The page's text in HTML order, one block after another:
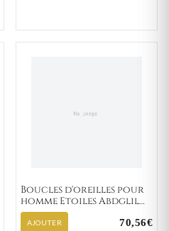
Boucles d'oreilles pour
homme Etoiles Abdglil
"133-1"
AJOUTER 70,56€